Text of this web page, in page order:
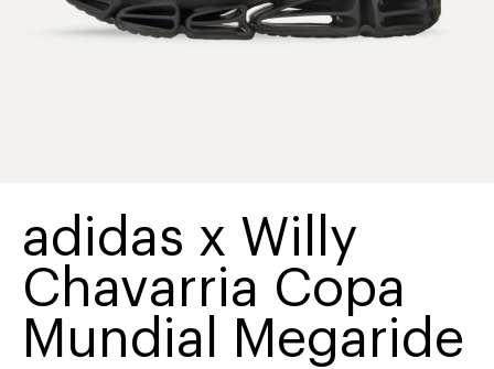
adidas x Willy
Chavarria Copa
Mundial Megaride